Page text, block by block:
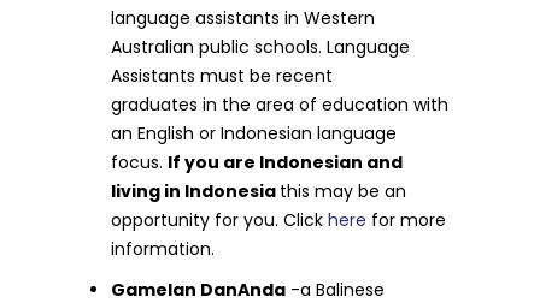
language assistants in Western
Australian public schools. Language
Assistants must be recent
graduates in the area of education with
an English or Indonesian language
focus. If you are Indonesian and
living in Indonesia this may be an
opportunity for you. Clickhere for more
information.
Gamelan DanAnda -a Balinese